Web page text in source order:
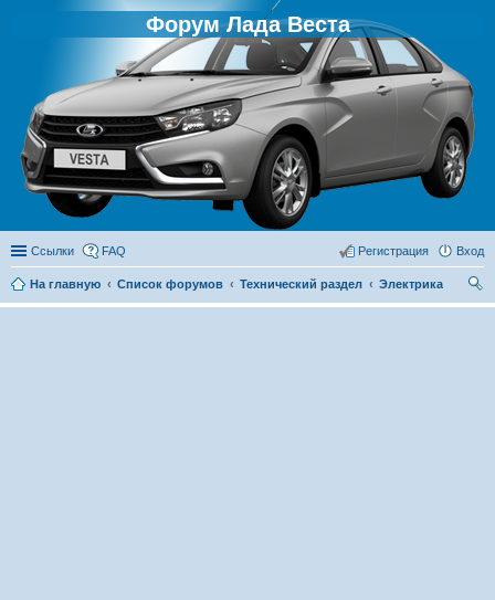
Форум Лада Веста
Ссылки FAQ Вход
Регистрация
На главную Список форумов Технический раздел
Электрика
ои